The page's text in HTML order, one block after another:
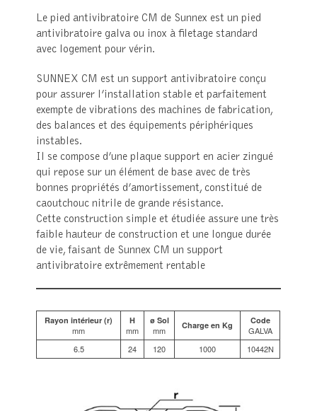
Le pied antivibratoire CM de Sunnex est un pied
antivibratoire galva ou inox à filetage standard
avec logement pour vérin.
SUNNEX CM est un support antivibratoire conçu
pour assurer l’installation stable et parfaitement
exempte de vibrations des machines de fabrication,
des balances et des équipements périphériques
instables.
Il se compose d’une plaque support en acier zingué
qui repose sur un élément de base avec de très
bonnes propriétés d’amortissement, constitué de
caoutchouc nitrile de grande résistance.
Cette construction simple et étudiée assure une très
faible hauteur de construction et une longue durée
de vie, faisant de Sunnex CM un support
antivibratoire extrêmement rentable
Rayon intérieur (r)
mm
H
mm
ø Sol
mm Charge en Kg Code
GALVA
6.5
24 120 1000 10442N